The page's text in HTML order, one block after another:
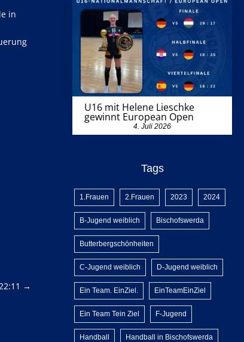
in
→
U16 mit Helene Lieschke
gewinnt European Open
4. Juli 2026
Tags
1.Frauen 2.Frauen 2023 2024
B-Jugend weiblich Bischofswerda
Butterbergschönheiten
C-Jugend weiblich D-Jugend weiblich
Ein Team. EinZiel. EinTeamEinZiel
Ein Team Tein Ziel F-Jugend
Handball Handball in Bischofswerda